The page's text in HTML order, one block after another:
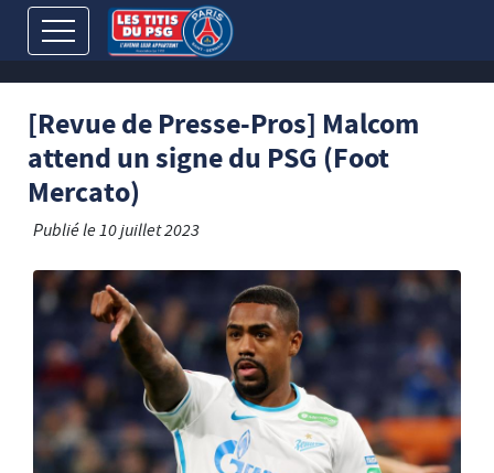
[Revue de Presse-Pros] Malcom
attend un signe du PSG (Foot
Mercato)
Publié le10 juillet 2023